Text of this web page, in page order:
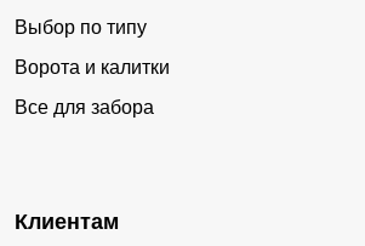
Выбор по типу
Ворота и калитки
Все для забора
Клиентам